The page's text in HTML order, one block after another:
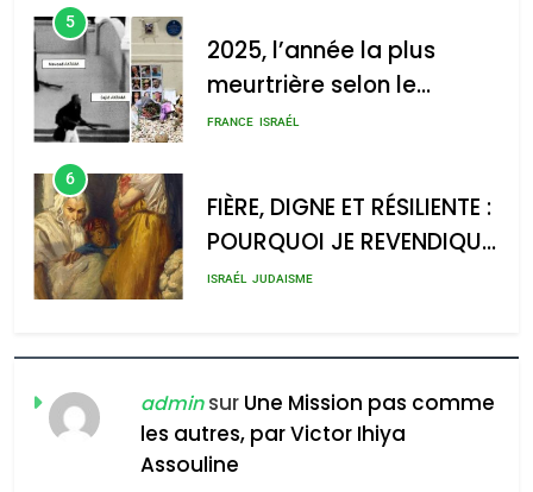
2025, l’année la plus
meurtrière selon le rapport
d’ADL contre
l’antisémitisme
admin 0
5
2025, l’année la plus
meurtrière selon le
rapport d’ADL contre
FRANCE ISRAÉL
6
FIÈRE, DIGNE ET RÉSILIENTE :
POURQUOI JE REVENDIQUE
MA JUDAÏTE par Thérèse
ISRAÉL JUDAISME
CE QUI NOUS MANQUE –
Jacques Hadida
JUDAISME
adminsur Une Mission pas comme
les autres, par Victor Ihiya
Assouline